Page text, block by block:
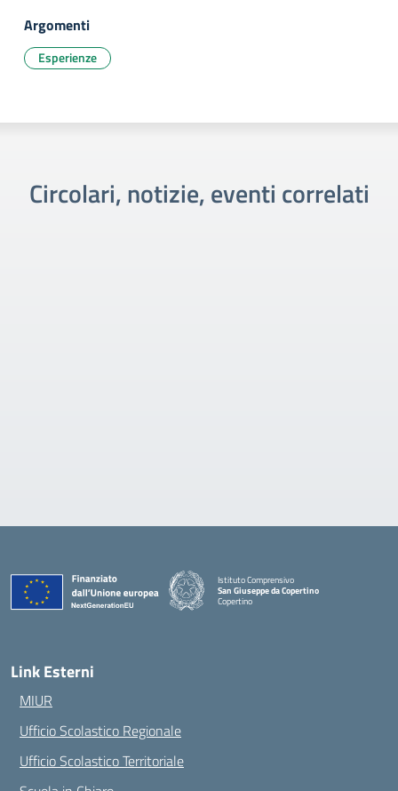
Argomenti
Esperienze
Circolari, notizie, eventi correlati
Istituto Comprensivo
San Giuseppe da Copertino
Copertino
— Visita la pagina iniziale della scuola
Link Esterni
MIUR
Ufficio Scolastico Regionale
Ufficio Scolastico Territoriale